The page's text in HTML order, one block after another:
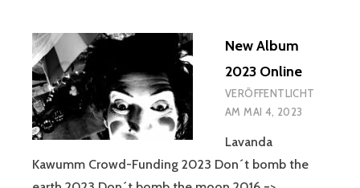
New Album
2023 Online
VERÖFFENTLICHT
AMMAI 4, 2023
Lavanda
Kawumm Crowd-Funding 2023 Don´t bomb the